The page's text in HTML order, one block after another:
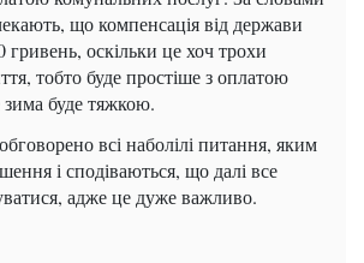
що компенсація від держави
гривень, оскільки це хоч трохи
тобто буде простіше з оплатою
буде тяжкою.
всі наболілі питання, яким
і сподіваються, що далі все
адже це дуже важливо.